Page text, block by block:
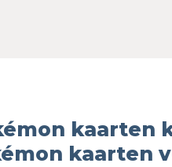
kaarten
kaarten